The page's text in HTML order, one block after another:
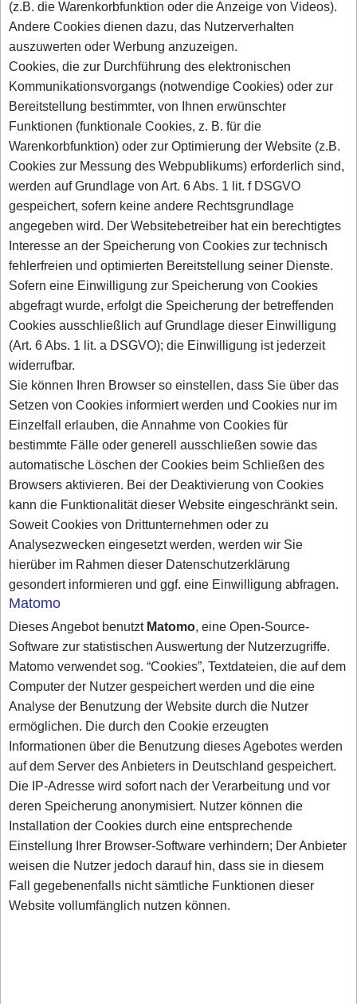
(z.B. die Warenkorbfunktion oder die Anzeige von Videos).
Andere Cookies dienen dazu, das Nutzerverhalten
auszuwerten oder Werbung anzuzeigen.
Cookies, die zur Durchführung des elektronischen
Kommunikationsvorgangs (notwendige Cookies) oder zur
Bereitstellung bestimmter, von Ihnen erwünschter
Funktionen (funktionale Cookies, z. B. für die
Warenkorbfunktion) oder zur Optimierung der Website (z.B.
Cookies zur Messung des Webpublikums) erforderlich sind,
werden auf Grundlage von Art. 6 Abs. 1 lit. f DSGVO
gespeichert, sofern keine andere Rechtsgrundlage
angegeben wird. Der Websitebetreiber hat ein berechtigtes
Interesse an der Speicherung von Cookies zur technisch
fehlerfreien und optimierten Bereitstellung seiner Dienste.
Sofern eine Einwilligung zur Speicherung von Cookies
abgefragt wurde, erfolgt die Speicherung der betreffenden
Cookies ausschließlich auf Grundlage dieser Einwilligung
(Art. 6 Abs. 1 lit. a DSGVO); die Einwilligung ist jederzeit
widerrufbar.
Sie können Ihren Browser so einstellen, dass Sie über das
Setzen von Cookies informiert werden und Cookies nur im
Einzelfall erlauben, die Annahme von Cookies für
bestimmte Fälle oder generell ausschließen sowie das
automatische Löschen der Cookies beim Schließen des
Browsers aktivieren. Bei der Deaktivierung von Cookies
kann die Funktionalität dieser Website eingeschränkt sein.
Soweit Cookies von Drittunternehmen oder zu
Analysezwecken eingesetzt werden, werden wir Sie
hierüber im Rahmen dieser Datenschutzerklärung
gesondert informieren und ggf. eine Einwilligung abfragen.
Matomo
Dieses Angebot benutztMatomo, eine Open-Source-
Software zur statistischen Auswertung der Nutzerzugriffe.
Matomo verwendet sog. “Cookies”, Textdateien, die auf dem
Computer der Nutzer gespeichert werden und die eine
Analyse der Benutzung der Website durch die Nutzer
ermöglichen. Die durch den Cookie erzeugten
Informationen über die Benutzung dieses Agebotes werden
auf dem Server des Anbieters in Deutschland gespeichert.
Die IP-Adresse wird sofort nach der Verarbeitung und vor
deren Speicherung anonymisiert. Nutzer können die
Installation der Cookies durch eine entsprechende
Einstellung Ihrer Browser-Software verhindern; Der Anbieter
weisen die Nutzer jedoch darauf hin, dass sie in diesem
Fall gegebenenfalls nicht sämtliche Funktionen dieser
Website vollumfänglich nutzen können.